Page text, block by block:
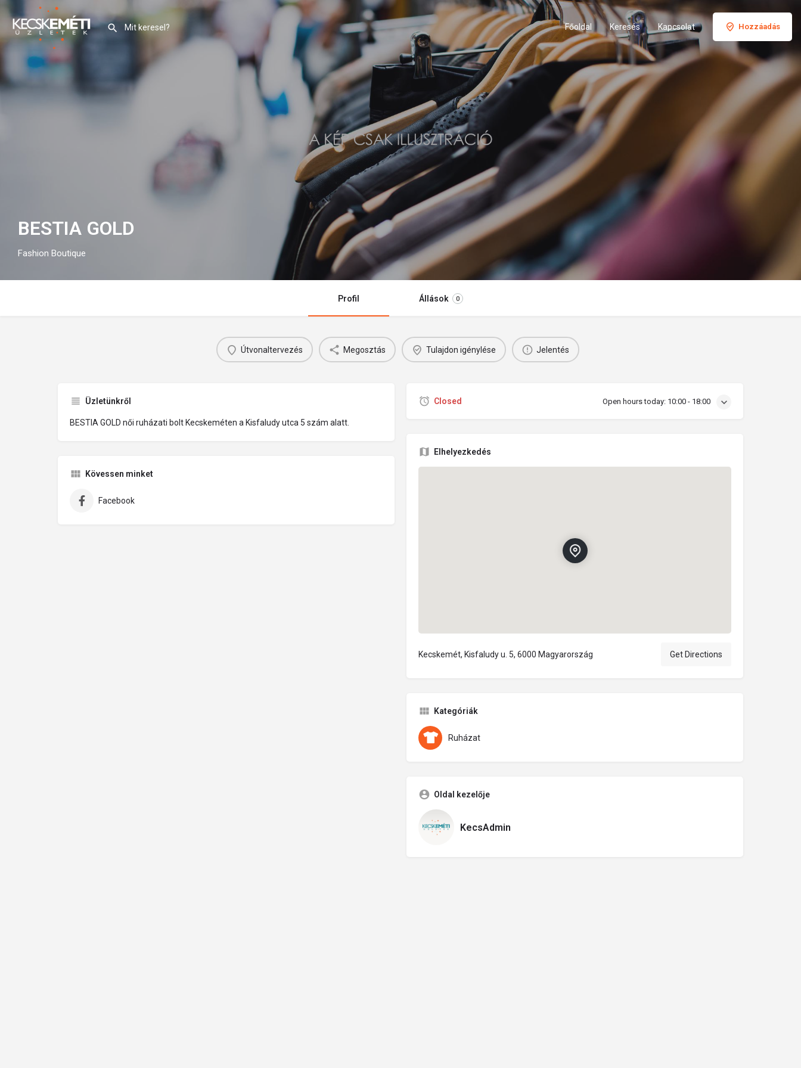
Főoldal Keresés Kapcsolat Hozzáadás
BESTIA GOLD
Fashion Boutique
Profil Állások 0
Útvonaltervezés Megosztás Tulajdon igénylése Jelentés
Üzletünkről
BESTIA GOLD női ruházati bolt Kecskeméten a Kisfaludy utca 5 szám alatt.
Kövessen minket
Facebook
Closed Open hours today: 10:00 - 18:00
Elhelyezkedés
Kecskemét, Kisfaludy u. 5, 6000 Magyarország Get Directions
Kategóriák
Ruházat
Oldal kezelője
KecsAdmin